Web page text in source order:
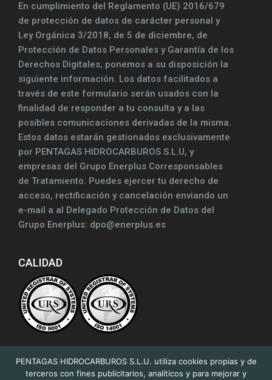
En cumplimiento del Reglamento (UE) 2016/679
de protección de datos de carácter personal y
Ley Orgánica 3/2018, de 5 de diciembre, de
Protección de Datos Personales y Garantía de los
Derechos Digitales, ponemos a su disposición la
siguiente información. Los datos facilitados a
través de este formulario serán usados con la
finalidad de responder a tu consulta y a las
posibles comunicaciones derivadas de la misma.
Estos datos estarán gestionados exclusivamente
por PENTAGAS HIDROCARBUROS S.L.U, y
empresas del Grupo Enerplus Corresponsables
de Tratamiento. Puedes ejercer tu derecho de
acceso, rectificación y cancelación enviando un
e-mail a al Delegado Protección de Datos del
Grupo Enerplus: dpo@enerplus.es
CALIDAD
PENTAGAS HIDROCARBUROS S.L.U. utiliza cookies propias y de
terceros con fines publicitarios, analíticos y para mejorar y